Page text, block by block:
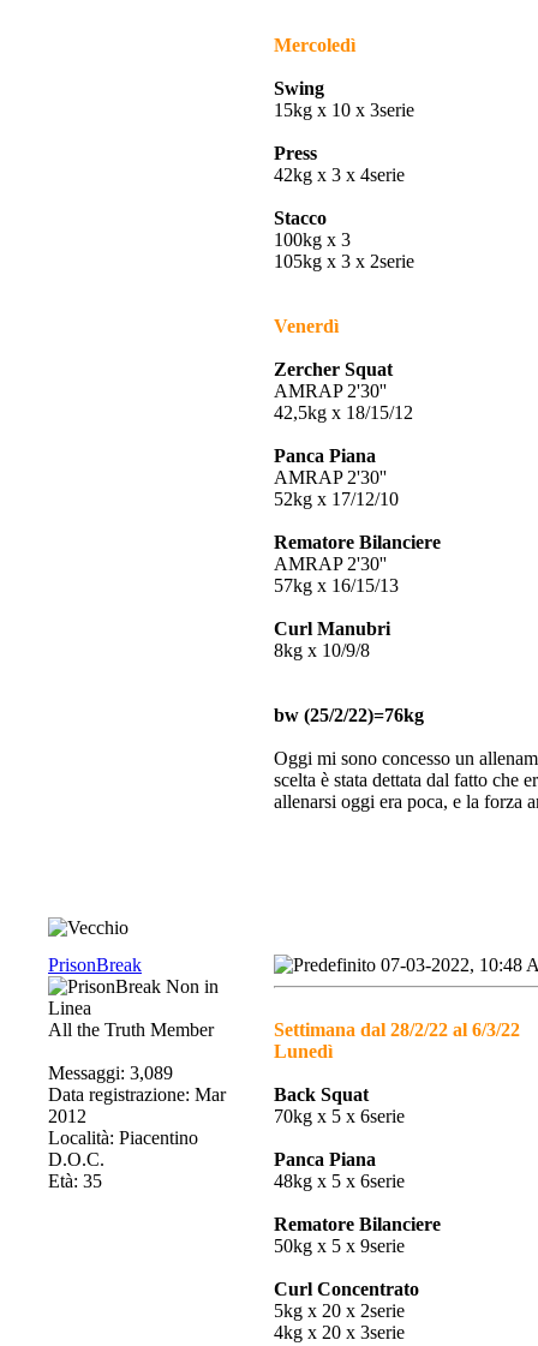
Mercoledì
Swing
15kg x 10 x 3serie
Press
42kg x 3 x 4serie
Stacco
100kg x 3
105kg x 3 x 2serie
Venerdì
Zercher Squat
AMRAP 2'30''
42,5kg x 18/15/12
Panca Piana
AMRAP 2'30''
52kg x 17/12/10
Rematore Bilanciere
AMRAP 2'30''
57kg x 16/15/13
Curl Manubri
8kg x 10/9/8
bw (25/2/22)=76kg
Oggi mi sono concesso un
scelta è stata dettata dal fatto che
allenarsi oggi era poca, e la forza
PrisonBreak
All the Truth Member
Messaggi: 3,089
Data registrazione: Mar
2012
Località: Piacentino
D.O.C.
Età: 35
07-03-2022, 10:48
Settimana dal 28/2/22 al 6/3/22
Lunedì
Back Squat
70kg x 5 x 6serie
Panca Piana
48kg x 5 x 6serie
Rematore Bilanciere
50kg x 5 x 9serie
Curl Concentrato
5kg x 20 x 2serie
4kg x 20 x 3serie